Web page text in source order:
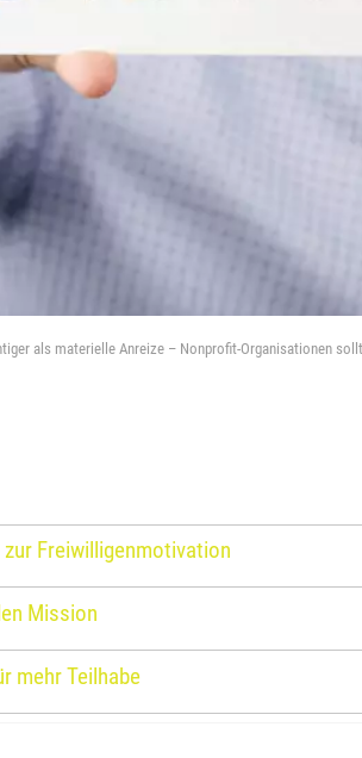
als materielle Anreize – Nonprofit-Organisationen
Freiwilligenmotivation
Mission
mehr Teilhabe